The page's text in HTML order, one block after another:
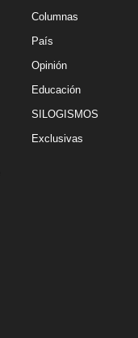
Columnas
País
Opinión
Educación
SILOGISMOS
Exclusivas